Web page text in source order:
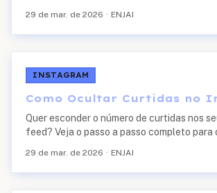
29 de mar. de 2026 · ENJAI
INSTAGRAM
Como Ocultar Curtidas no
Quer esconder o número de curtidas nos
feed? Veja o passo a passo completo para
29 de mar. de 2026 · ENJAI